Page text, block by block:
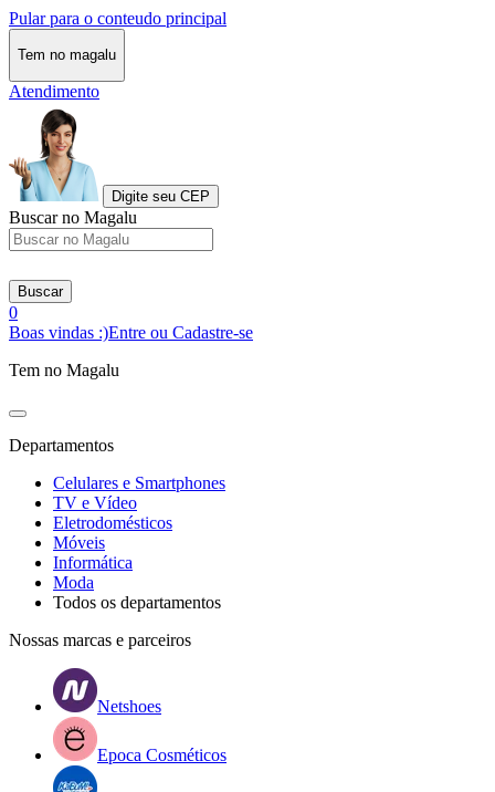
Pular para o conteudo principal
Tem no magalu
Atendimento
Digite seu CEP
Buscar no Magalu
Buscar
0
Boas vindas :)Entre ou Cadastre-se
Tem no Magalu
Departamentos
Celulares e Smartphones
TV e Vídeo
Eletrodomésticos
Móveis
Informática
Moda
Todos os departamentos
Nossas marcas e parceiros
Netshoes
Epoca Cosméticos